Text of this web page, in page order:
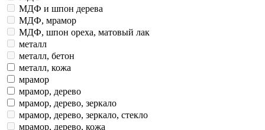
массив и шпон дерева
МДФ
МДФ и шпон дерева
МДФ, мрамор
МДФ, шпон ореха, матовый лак
металл
металл, бетон
металл, кожа
мрамор
мрамор, дерево
мрамор, дерево, зеркало